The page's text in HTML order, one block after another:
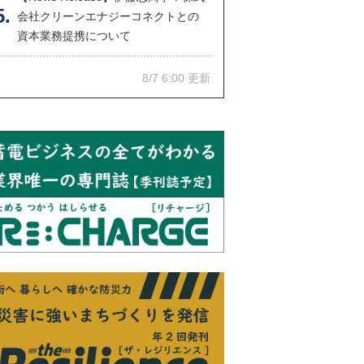
会社クリーンエナジーコネクトとの
資本業務提携について
8/7 6:00 更新